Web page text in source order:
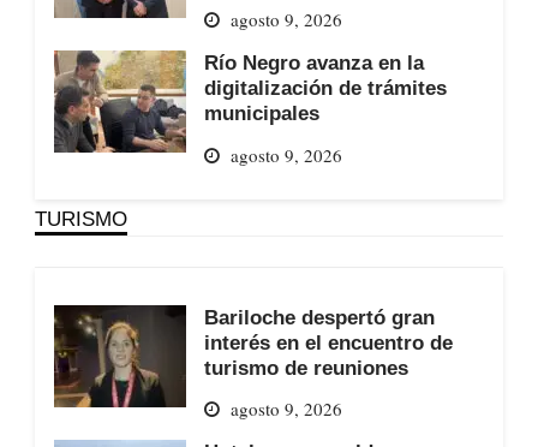
agosto 9, 2026
Río Negro avanza en la
digitalización de trámites
municipales
agosto 9, 2026
TURISMO
Bariloche despertó gran
interés en el encuentro de
turismo de reuniones
agosto 9, 2026